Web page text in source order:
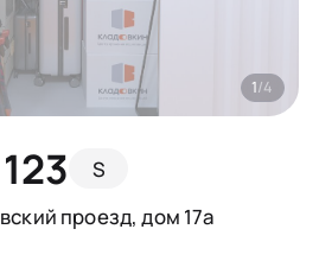
S
проезд, дом 17а
1/4